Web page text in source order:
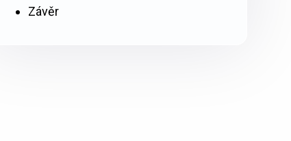
Závěr